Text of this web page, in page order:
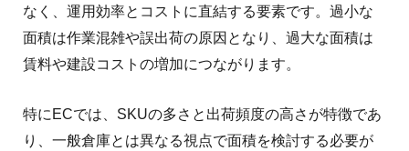
なく、運用効率とコストに直結する要素です。過小な
面積は作業混雑や誤出荷の原因となり、過大な面積は
賃料や建設コストの増加につながります。
特にECでは、SKUの多さと出荷頻度の高さが特徴であ
り、一般倉庫とは異なる視点で面積を検討する必要が